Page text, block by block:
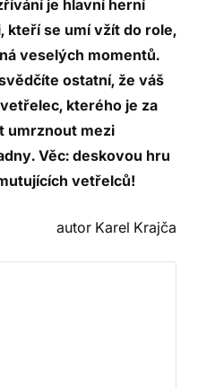
je hlavní herní
kteří se umí vžít do role,
veselých momentů.
ostatní, že váš
kterého je za
umrznout mezi
Věc: deskovou hru
vetřelců!
autor Karel Krajča